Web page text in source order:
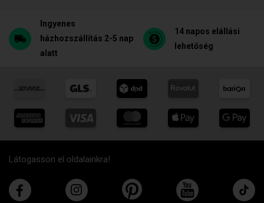
Ingyenes
házhozszállítás 2-5 nap
alatt
14 napos elállási
lehetőség
Látogasson el oldalainkra!